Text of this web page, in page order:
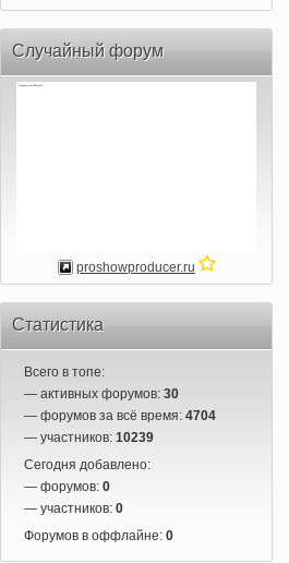
Случайный форум
proshowproducer.ru
Статистика
Всего в топе:
— активных форумов: 30
— форумов за всё время: 4704
— участников: 10239
Сегодня добавлено:
— форумов: 0
— участников: 0
Форумов в оффлайне: 0